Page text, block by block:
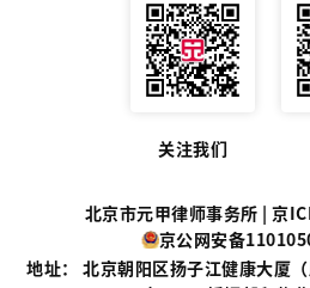
关注我们
北京市元甲律师事务所 |京
京公网安备
地址： 北京朝阳区扬子江健康大厦